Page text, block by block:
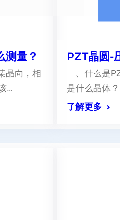
测量？
晶向，相
…
PZT晶圆-
一、什么是
是什么晶体
了解更多